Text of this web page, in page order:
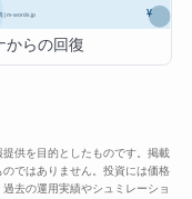
からの回復
供を目的としたものです。掲載
ではありません。投資には価格
去の運用実績やシュミレーショ